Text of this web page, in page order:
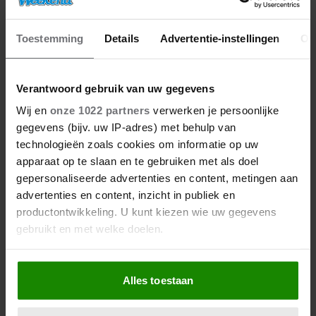
Toestemming Details Advertentie-instellingen
Verantwoord gebruik van uw gegevens
Wij en onze 1022 partners verwerken je persoonlijke
gegevens (bijv. uw IP-adres) met behulp van
technologieën zoals cookies om informatie op uw
apparaat op te slaan en te gebruiken met als doel
gepersonaliseerde advertenties en content, metingen aan
advertenties en content, inzicht in publiek en
productontwikkeling. U kunt kiezen wie uw gegevens
gebruikt en met welke doelen.
Als u het toestaat, willen we ook graag:
Informatie verzamelen over uw geografische
locatie, die tot een paar meter nauwkeurig kan zijn
Alles toestaan
CREATIVITEIT IS GEEN TOVERKUNST: JE
DOE JE ZO)
Meer van Nicky